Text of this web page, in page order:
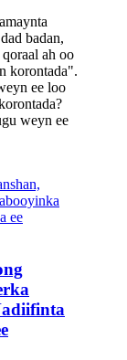
badan,
ah oo
korontada".
ee loo
weyn ee